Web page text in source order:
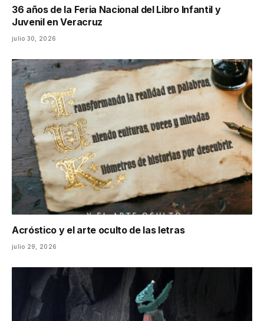
36 años de la Feria Nacional del Libro Infantil y
Juvenil en Veracruz
julio 30, 2026
Acróstico y el arte oculto de las letras
julio 29, 2026